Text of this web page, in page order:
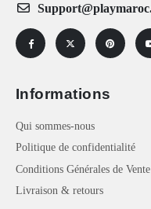
Informations
Qui sommes-nous
Politique de confidentialité
Conditions Générales de Vente
Livraison & retours